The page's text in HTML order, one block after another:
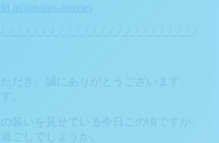
tips/tips-movies
だき、誠にありがとうございます。
。
装いを見せている今日この頃ですが、
ごしでしょうか。